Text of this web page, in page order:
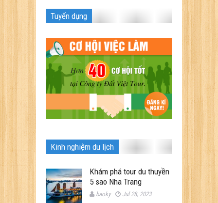
Tuyển dụng
Kinh nghiệm du lịch
Khám phá tour du thuyền
5 sao Nha Trang
baoky Jul 28, 2023